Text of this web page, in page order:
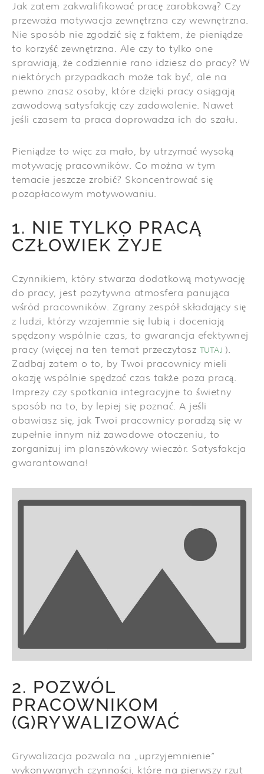
Jak zatem zakwalifikować pracę zarobkową? Czy
przeważa motywacja zewnętrzna czy wewnętrzna.
Nie sposób nie zgodzić się z faktem, że pieniądze
to korzyść zewnętrzna. Ale czy to tylko one
sprawiają, że codziennie rano idziesz do pracy? W
niektórych przypadkach może tak być, ale na
pewno znasz osoby, które dzięki pracy osiągają
zawodową satysfakcję czy zadowolenie. Nawet
jeśli czasem ta praca doprowadza ich do szału.
Pieniądze to więc za mało, by utrzymać wysoką
motywację pracowników. Co można w tym
temacie jeszcze zrobić? Skoncentrować się
pozapłacowym motywowaniu.
1. NIE TYLKO PRACĄ
CZŁOWIEK ŻYJE
Czynnikiem, który stwarza dodatkową motywację
do pracy, jest pozytywna atmosfera panująca
wśród pracowników. Zgrany zespół składający się
z ludzi, którzy wzajemnie się lubią i doceniają
spędzony wspólnie czas, to gwarancja efektywnej
pracy (więcej na ten temat przeczytasz TUTAJ ).
Zadbaj zatem o to, by Twoi pracownicy mieli
okazję wspólnie spędzać czas także poza pracą.
Imprezy czy spotkania integracyjne to świetny
sposób na to, by lepiej się poznać. A jeśli
obawiasz się, jak Twoi pracownicy poradzą się w
zupełnie innym niż zawodowe otoczeniu, to
zorganizuj im planszówkowy wieczór. Satysfakcja
gwarantowana!
2. POZWÓL
PRACOWNIKOM
(G)RYWALIZOWAĆ
Grywalizacja pozwala na „uprzyjemnienie”
wykonywanych czynności, które na pierwszy rzut